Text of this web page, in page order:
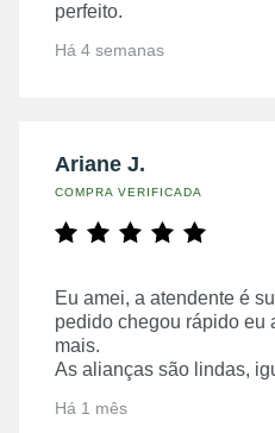
perfeito.
Há 4 semanas
Ariane J.
COMPRA VERIFICADA
Eu amei, a atendente é
pedido chegou rápido eu
mais.
As alianças são lindas,
Há 1 mês